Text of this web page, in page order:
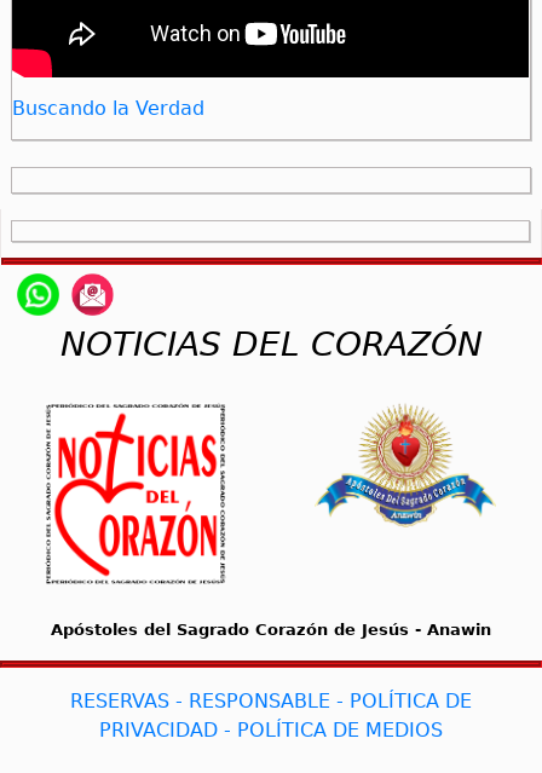
Buscando la Verdad
NOTICIAS DEL CORAZÓN
Apóstoles del Sagrado Corazón de Jesús - Anawin
RESERVAS - RESPONSABLE - POLÍTICA DE
PRIVACIDAD - POLÍTICA DE MEDIOS